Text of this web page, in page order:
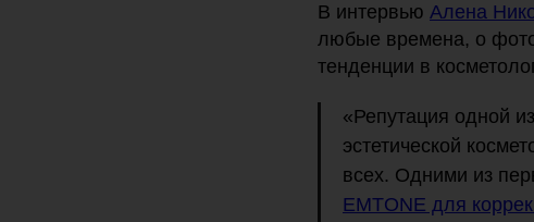
В интервью Алена
любые времена, о
тенденции в
«Репутация одной
эстетической
всех. Одними из
EMTONE для